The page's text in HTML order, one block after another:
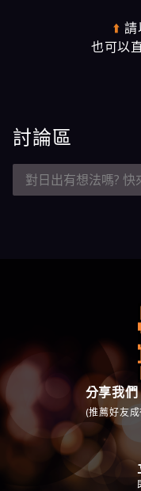
⬆️ 請
也可以
討論區
分享我們
(推薦好友